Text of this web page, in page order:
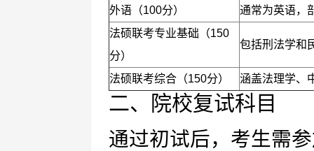
外语（100分）
通常为英语，
法硕联考专业基础（150
分）
包括刑法学和
法硕联考综合（150分） 涵盖法理学、
二、院校复试科目
通过初试后，考生需